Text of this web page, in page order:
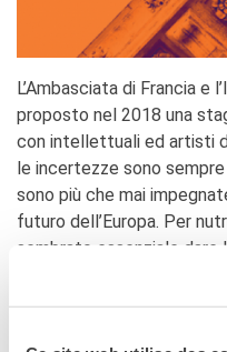
Fuori Sala
La Francia
Rendez-
Residenza
LIBRI
"DÉBAT
L’Ambasciata di Francia e
proposto nel 2018 una
con intellettuali ed artisti
le incertezze sono sempre
sono più che mai
futuro dell’Europa. Per
sembrato essenziale dare
nostri due paesi,
inventare, insieme,
La Nuit des idées,